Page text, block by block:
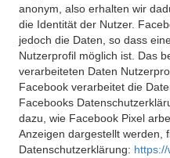
anonym, also erhalten wir
die Identität der Nutzer.
jedoch die Daten, so dass
Nutzerprofil möglich ist. Das
verarbeiteten Daten
Facebook verarbeitet die
Facebooks
dazu, wie Facebook Pixel
Anzeigen dargestellt werden,
Datenschutzerklärung: